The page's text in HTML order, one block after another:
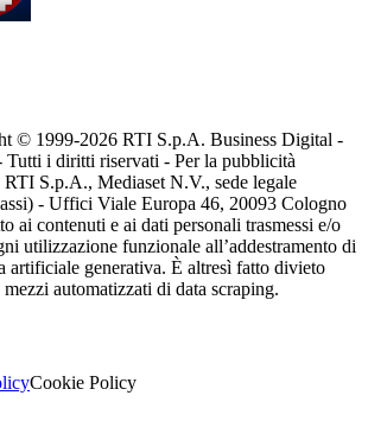
© 1999-2026 RTI S.p.A. Business Digital -
Tutti i diritti riservati - Per la pubblicità
S.p.A., Mediaset N.V., sede legale
- Uffici Viale Europa 46, 20093 Cologno
ai contenuti e ai dati personali trasmessi e/o
utilizzazione funzionale all’addestramento di
artificiale generativa. È altresì fatto divieto
automatizzati di data scraping.
Cookie Policy